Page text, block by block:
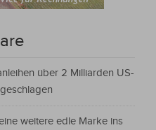
über 2 Milliarden US-
weitere edle Marke ins